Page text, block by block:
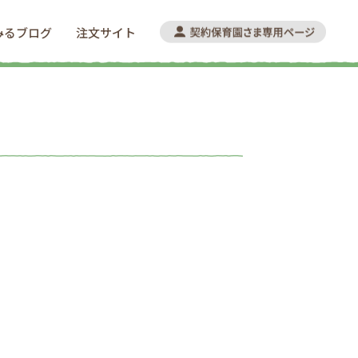
るブログ 注文サイト